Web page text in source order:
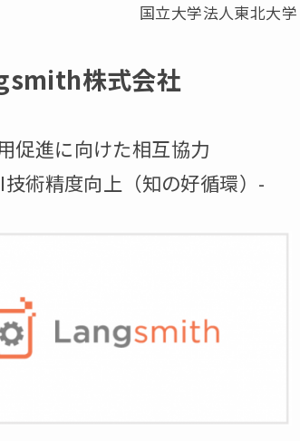
国立大学法人東北大学
株式会社
促進に向けた相互協力
術精度向上（知の好循環）-